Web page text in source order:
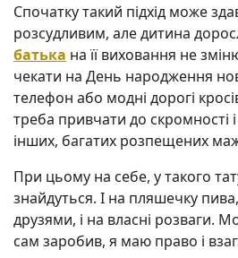
Спочатку такий підхід може
розсудливим, але дитина
батька на її виховання не
чекати на День народження
телефон або модні дорогі
треба привчати до скромності
інших, багатих розпещених
При цьому на себе, у такого
знайдуться. І на пляшечку
друзями, і на власні розваги.
сам заробив, я маю право і